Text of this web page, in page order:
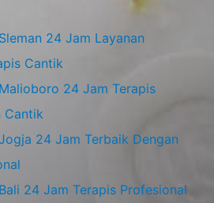
24 Jam Layanan
Cantik
24 Jam Terapis
Cantik
24 Jam Terbaik Dengan
24 Jam Terapis Profesional